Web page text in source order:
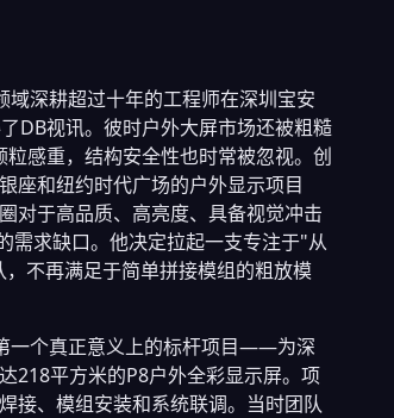
域深耕超过十年的工程师在深圳宝安
DB视讯。彼时户外大屏市场还被粗糙
感重，结构安全性也时常被忽视。创
座和纽约时代广场的户外显示项目
对于高品质、高亮度、具备视觉冲击
需求缺口。他决定拉起一支专注于"从
不再满足于简单拼接模组的粗放模
一个真正意义上的标杆项目——为深
218平方米的P8户外全彩显示屏。项
接、模组安装和系统联调。当时团队